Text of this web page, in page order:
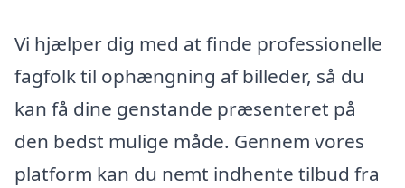
Vi hjælper dig med at finde professionelle
fagfolk til ophængning af billeder, så du
kan få dine genstande præsenteret på
den bedst mulige måde. Gennem vores
platform kan du nemt indhente tilbud fra